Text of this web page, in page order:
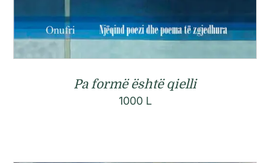
Pa formë është qielli
1000 L